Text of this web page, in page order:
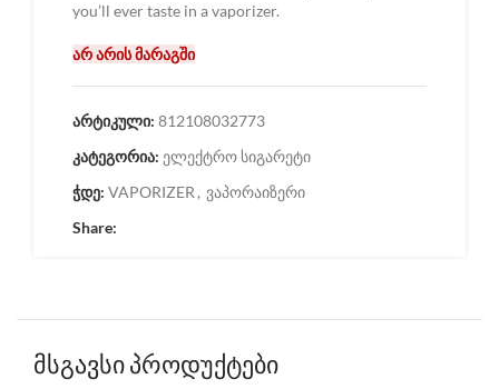
you’ll ever taste in a vaporizer.
არ არის მარაგში
არტიკული: 812108032773
კატეგორია: ელექტრო სიგარეტი
ჭდე: VAPORIZER , ვაპორაიზერი
Share:
მსგავსი პროდუქტები